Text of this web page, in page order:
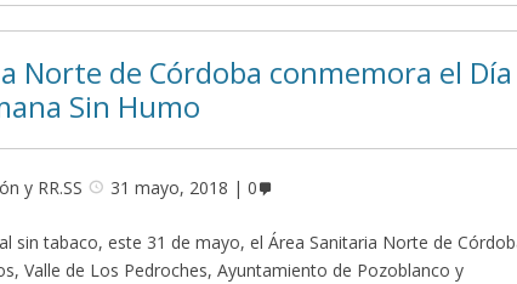
Norte de Córdoba conmemora el
Sin Humo
y RR.SS 31 mayo, 2018 0
sin tabaco, este 31 de mayo, el Área Sanitaria Norte de
Valle de Los Pedroches, Ayuntamiento de Pozoblanco y